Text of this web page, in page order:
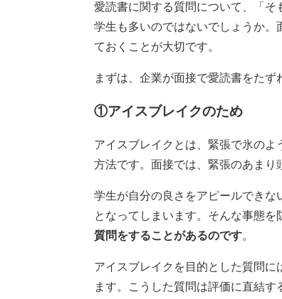
愛読書に関する質問について、「そ
学生も多いのではないでしょうか。
ておくことが大切です。
まずは、企業が面接で愛読書をたず
①アイスブレイクのため
アイスブレイクとは、緊張で氷の
方法です。面接では、緊張のあまり
学生が自分の良さをアピールでき
となってしまいます。そんな事態を
質問をすることがあるのです。
アイスブレイクを目的とした質問に
ます。こうした質問は評価に直結